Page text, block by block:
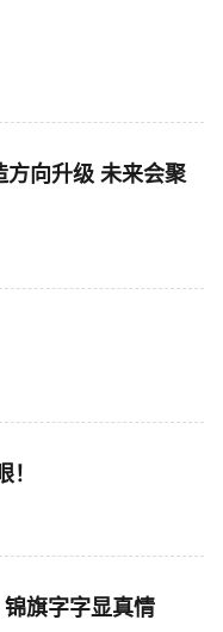
方向升级 未来会聚
旗字字显真情